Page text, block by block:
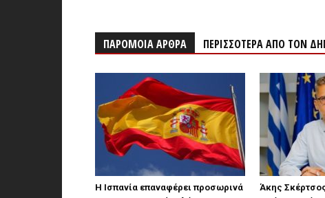
ΠΑΡΟΜΟΙΑ ΑΡΘΡΑ ΠΕΡΙΣΣΟΤΕΡΑ ΑΠΟ ΤΟΝ
Η Ισπανία επαναφέρει προσωρινά
Άκης